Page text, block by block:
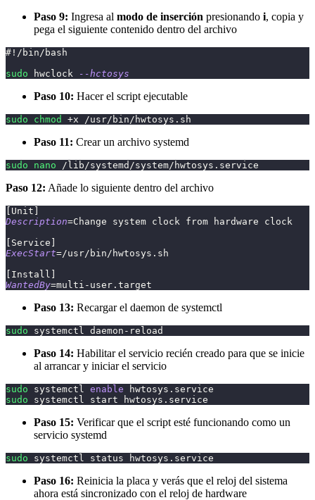
Paso 9: Ingresa al modo de inserción presionando i, copia y
pega el siguiente contenido dentro del archivo
#!/bin/bash
sudo hwclock --hctosys
Paso 10: Hacer el script ejecutable
sudo chmod +x /usr/bin/hwtosys.sh
Paso 11: Crear un archivo systemd
sudo nano /lib/systemd/system/hwtosys.service
Paso 12: Añade lo siguiente dentro del archivo
[ Unit ]
Description=Change system clock from hardware clock
[ Service ]
ExecStart=/usr/bin/hwtosys.sh
[ Install ]
WantedBy=multi-user.target
Paso 13: Recargar el daemon de systemctl
sudo systemctl daemon-reload
Paso 14: Habilitar el servicio recién creado para que se inicie
al arrancar y iniciar el servicio
sudo systemctl enable hwtosys.service
sudo systemctl start hwtosys.service
Paso 15: Verificar que el script esté funcionando como un
servicio systemd
sudo systemctl status hwtosys.service
Paso 16: Reinicia la placa y verás que el reloj del sistema
ahora está sincronizado con el reloj de hardware